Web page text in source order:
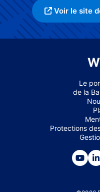
Voir le site
Le
de la
Protections